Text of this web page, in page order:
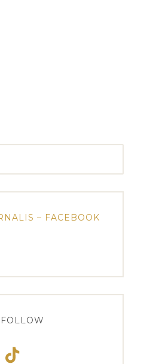
– FACEBOOK
FOLLOW
TikTok